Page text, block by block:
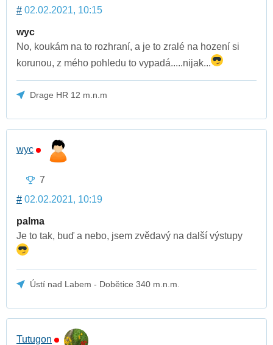
# 02.02.2021, 10:15
wyc
No, koukám na to rozhraní, a je to zralé na hození si
korunou, z mého pohledu to vypadá.....nijak...
Drage HR 12 m.n.m
wyc
7
# 02.02.2021, 10:19
palma
Je to tak, buď a nebo, jsem zvědavý na další výstupy
Ústí nad Labem - Dobětice 340 m.n.m.
Tutugon